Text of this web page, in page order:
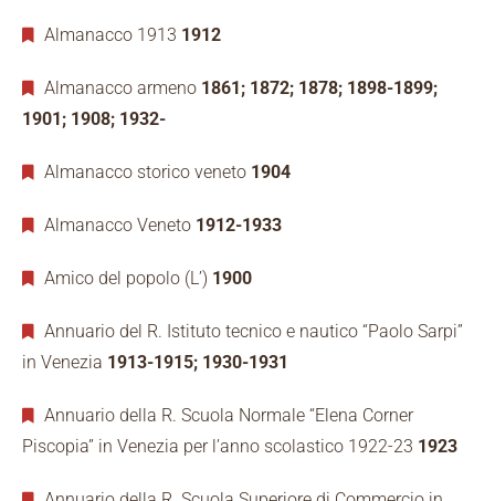
Almanacco 1913 1912
Almanacco armeno 1861; 1872; 1878; 1898-1899;
1901; 1908; 1932-
Almanacco storico veneto 1904
Almanacco Veneto 1912-1933
Amico del popolo (L’) 1900
Annuario del R. Istituto tecnico e nautico “Paolo Sarpi”
in Venezia 1913-1915; 1930-1931
Annuario della R. Scuola Normale “Elena Corner
Piscopia” in Venezia per l’anno scolastico 1922-23 1923